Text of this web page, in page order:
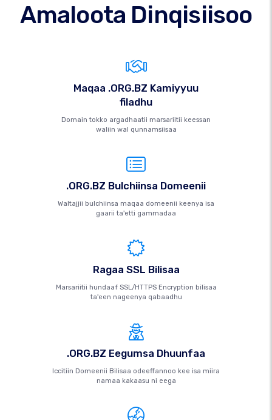
Amaloota Dinqisiisoo
Maqaa .ORG.BZ Kamiyyuu
filadhu
Domain tokko argadhaatii marsariitii keessan
waliin wal qunnamsiisaa
.ORG.BZ Bulchiinsa Domeenii
Waltajjii bulchiinsa maqaa domeenii keenya isa
gaarii ta'etti gammadaa
Ragaa SSL Bilisaa
Marsariitii hundaaf SSL/HTTPS Encryption bilisaa
ta'een nageenya qabaadhu
.ORG.BZ Eegumsa Dhuunfaa
Iccitiin Domeenii Bilisaa odeeffannoo kee isa miira
namaa kakaasu ni eega